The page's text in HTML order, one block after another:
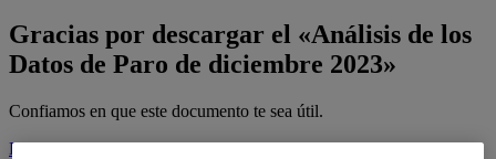
Gracias por descargar el «Análisis de los
Datos de Paro de diciembre 2023»
Confiamos en que este documento te sea útil.
Descargar